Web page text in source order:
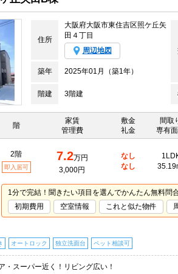
住所
大阪府大阪市東住吉区照ケ丘矢
田４丁目
周辺地図
築年 2025年01月（築1年）
階建 3階建
階
家賃
管理費
敷金
礼金
間取
専有
2階
即入居可
7.2万円
3,000円
なし
なし
1分で完結！聞きたい項目を選んでかんたん無料問
初期費用
空室情報 これと似た物件
オートロック 独立洗面台 ペット相談可
・スーパー近く！リビング広い！